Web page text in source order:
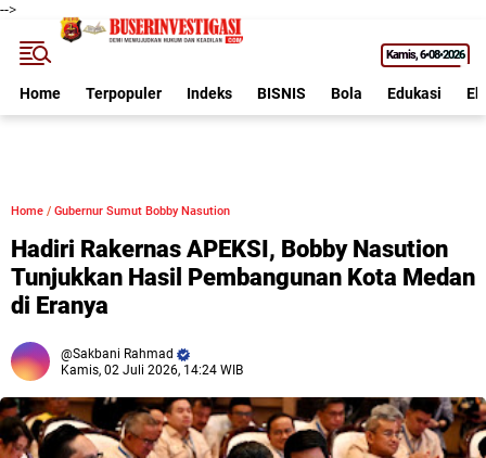
-->
Kamis 6•08•2026
Home Terpopuler Indeks BISNIS Bola Edukasi
Home / Gubernur Sumut Bobby Nasution
Hadiri Rakernas APEKSI, Bobby Nasution
Tunjukkan Hasil Pembangunan Kota Medan
di Eranya
Sakbani Rahmad
Kamis, 02 Juli 2026, 14:24 WIB